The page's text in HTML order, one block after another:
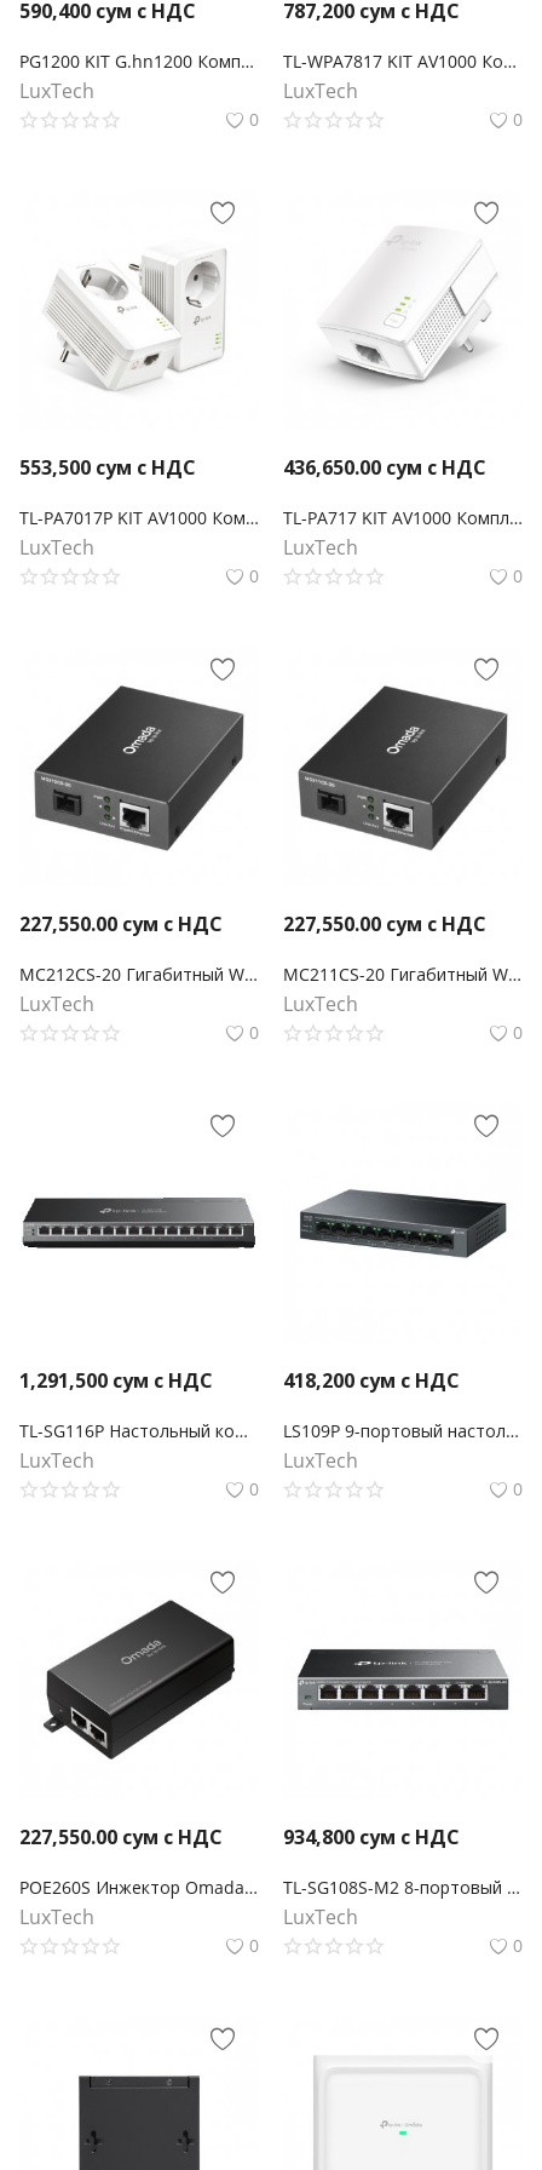
590,400 сум с НДС
PG1200 KIT G.hn1200 Комплект гигабитных Powerline-адаптеров
LuxTech
0
787,200 сум с НДС
TL-WPA7817 KIT AV1000 Комплект гигабитных Powerline-адаптеров с AX1500 Wi-Fi 6
LuxTech
0
553,500 сум с НДС
TL-PA7017P KIT AV1000 Комплект гигабитных Powerline-адаптеров со встроенной розеткой
LuxTech
0
436,650.00 сум с НДС
TL-PA717 KIT AV1000 Комплект гигабитных адаптеров Powerline
LuxTech
0
227,550.00 сум с НДС
MC212CS-20 Гигабитный WDM медиаконвертер Omada
LuxTech
0
227,550.00 сум с НДС
MC211CS-20 Гигабитный WDM медиаконвертер Omada
LuxTech
0
1,291,500 сум с НДС
TL-SG116P Настольный коммутатор с 16 гигабитными портами PoE+
LuxTech
0
418,200 сум с НДС
LS109P 9-портовый настольный коммутатор 10/100 Мбит/с с 8-портами PoE+
LuxTech
0
227,550.00 сум с НДС
POE260S Инжектор Omada PoE+ 2,5 Гбит/с
LuxTech
0
934,800 сум с НДС
TL-SG108S-M2 8-портовый настольный коммутатор 2,5G Multi Gigabit
LuxTech
0